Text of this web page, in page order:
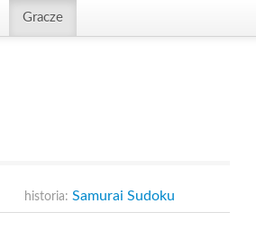
Gracze
historia: Samurai Sudoku